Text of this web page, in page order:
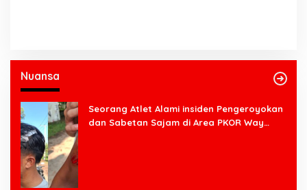
Nuansa
Seorang Atlet Alami insiden Pengeroyokan
dan Sabetan Sajam di Area PKOR Way